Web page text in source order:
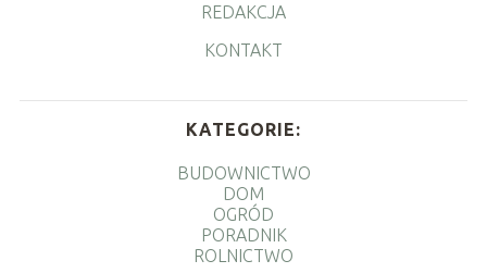
REDAKCJA
KONTAKT
KATEGORIE:
BUDOWNICTWO
DOM
OGRÓD
PORADNIK
ROLNICTWO